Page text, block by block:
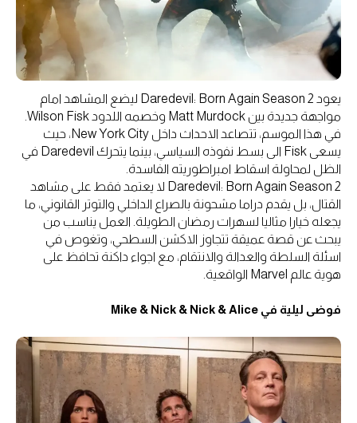
يعود Daredevil: Born Again Season 2 ليضع المشاهد امام
في هذا الموسم، تتصاعد الاحداث داخل New York City، حيث
يسعى Fisk الى بسط نفوذه السياسي، بينما يتحرك Daredevil في
الظل لمحاولة اسقاط امبراطوريته الفاسدة.
Daredevil: Born Again Season 2 لا يعتمد فقط على مشاهد
القتال، بل يقدم دراما مشحونة بالصراع الداخلي والتوتر القانوني، ما
يجعله خيارا مثاليا لسهرات رمضان الطويلة. العمل يناسب من
يبحث عن قصة عميقة تتجاوز الاكشن السطحي، وتغوص في
اسئلة السلطة والعدالة والانتقام، مع اجواء داكنة تحافظ على
هوية عالم Marvel الواقعية.
فوضى ليلية في Mike & Nick & Nick & Alice